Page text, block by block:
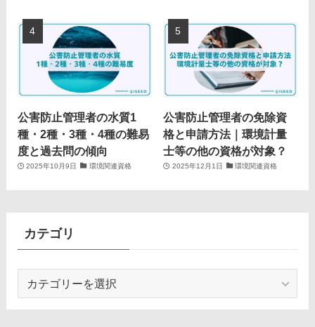
公害防止管理者の水質1
種・2種・3種・4種の難易
度と過去問の傾向
2025年10月9日 環境関連資格
公害防止管理者の免除資
格と申請方法｜環境計量
士等の他の資格が対象？
2025年12月1日 環境関連資格
カテゴリ